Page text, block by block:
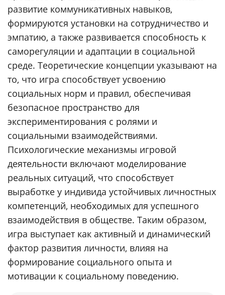
развитие коммуникативных навыков,
формируются установки на сотрудничество и
эмпатию, а также развивается способность к
саморегуляции и адаптации в социальной
среде. Теоретические концепции указывают на
то, что игра способствует усвоению
социальных норм и правил, обеспечивая
безопасное пространство для
экспериментирования с ролями и
социальными взаимодействиями.
Психологические механизмы игровой
деятельности включают моделирование
реальных ситуаций, что способствует
выработке у индивида устойчивых личностных
компетенций, необходимых для успешного
взаимодействия в обществе. Таким образом,
игра выступает как активный и динамический
фактор развития личности, влияя на
формирование социального опыта и
мотивации к социальному поведению.